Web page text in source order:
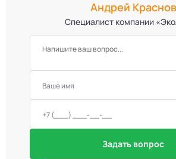
Андрей Краснов
Специалист компании
Задать вопрос